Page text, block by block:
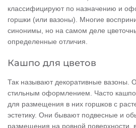
классифицируют по назначению и
горшки (или вазоны). Многие
синонимы, но на самом деле
определенные отличия.
Кашпо для цветов
Так называют декоративные вазоны.
стильным оформлением. Часто кашпо
для размещения в них горшков с
эстетику. Они бывают подвесные и
размещения на ровной поверхности,